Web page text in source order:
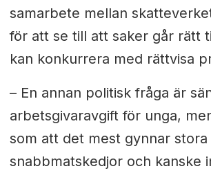
samarbete mellan
för att se till att saker går rätt
kan konkurrera med rättvisa
– En annan politisk fråga är
arbetsgivaravgift för unga,
som att det mest gynnar stora
snabbmatskedjor och kanske